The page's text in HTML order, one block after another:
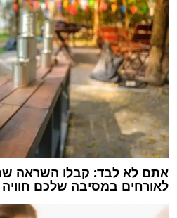
אתם לא לבד: קבלו השראה
לאורחים במסיבה שלכם